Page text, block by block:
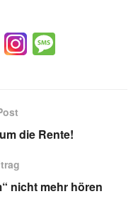
F
b g
die Rente!
nicht mehr hören